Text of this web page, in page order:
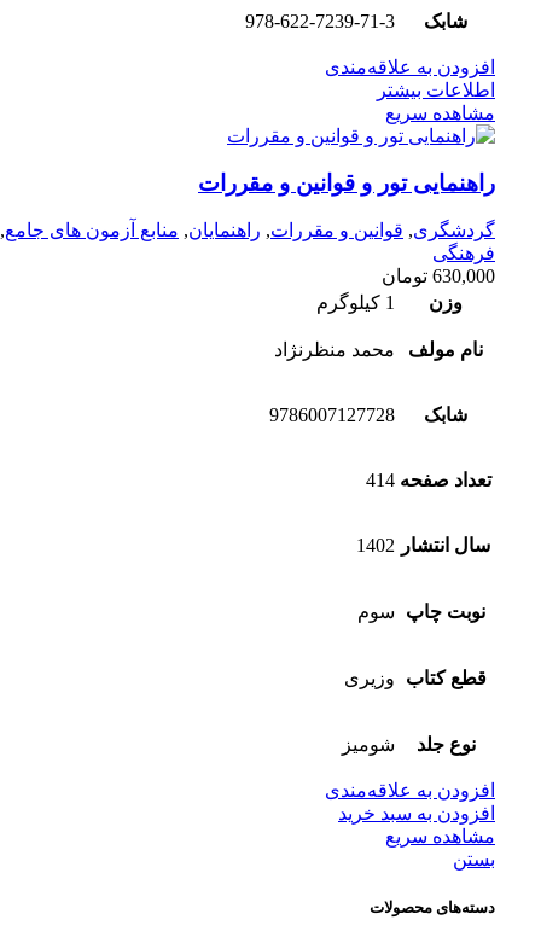
شابک 978-622-7239-71-3
افزودن به علاقه‌مندی
اطلاعات بیشتر
مشاهده سریع
راهنمایی تور و قوانین و مقررات
گردشگری, قوانین و مقررات, راهنمایان, منابع آزمون های جامع
فرهنگی
630,000 تومان
وزن
1 کیلوگرم
نام مولف محمد ‌منظرنژاد
شابک 9786007127728
تعداد صفحه 414
سال انتشار 1402
نوبت چاپ سوم
قطع کتاب وزیری
نوع جلد شومیز
افزودن به علاقه‌مندی
افزودن به سبد خرید
مشاهده سریع
بستن
دسته‌های محصولات